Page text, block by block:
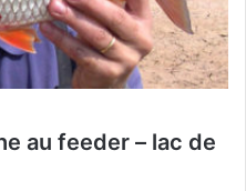
au feeder – lac de